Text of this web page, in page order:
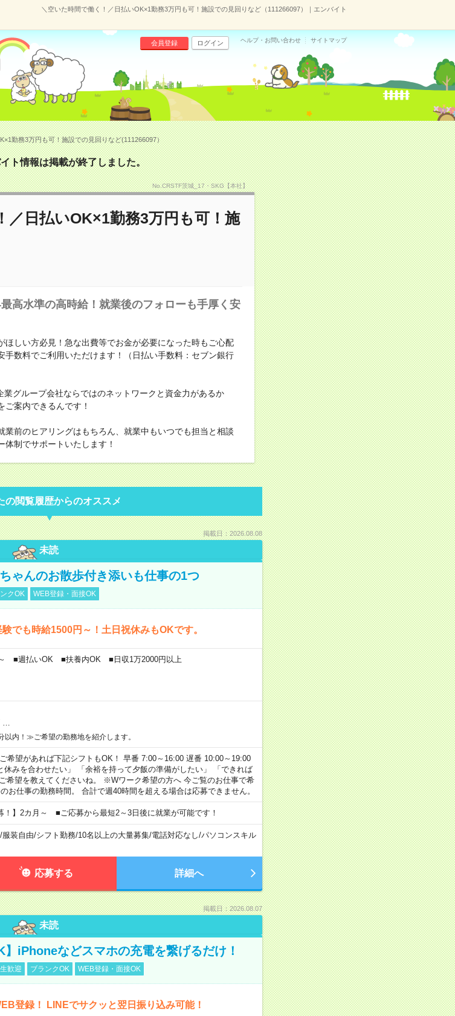
＼空いた時間で働く！／日払いOK×1勤務3万円も可！施設での見回りなど（111266097）｜エンバイト
会員登録 ログイン ヘルプ・お問い合わせ サイトマップ
勤務3万円も可！施設での見回りなど(111266097）
ト情報は掲載が終了しました。
No.CRSTF茨城_17・SKG【本社】
／日払いOK×1勤務3万円も可！施
高水準の高時給！就業後のフォローも手厚く安
しい方必見！急な出費等でお金が必要になった時もご心配
手数料でご利用いただけます！（日払い手数料：セブン銀行
グループ会社ならではのネットワークと資金力があるか
ご案内できるんです！
前のヒアリングはもちろん、就業中もいつでも担当と相談
制でサポートいたします！
の閲覧履歴からのオススメ
掲載日：2026.08.08
未読
ゃんのお散歩付き添いも仕事の1つ
クOK WEB登録・面接OK
でも時給1500円～！土日祝休みもOKです。
～ ■週払いOK ■扶養内OK ■日収1万2000円以上
内！≫ご希望の勤務地を紹介します。
希望があれば下記シフトもOK！ 早番 7:00～16:00 遅番 10:00～19:00
休みを合わせたい」 「余裕を持って夕飯の準備がしたい」 「できれば
希望を教えてくださいね。 ※Wワーク希望の方へ 今ご覧のお仕事で希
お仕事の勤務時間。 合計で週40時間を超える場合は応募できません。
！】2カ月～ ■ご応募から最短2～3日後に就業が可能です！
/服装自由/シフト勤務/10名以上の大量募集/電話対応なし/パソコンスキル
応募する 詳細へ
掲載日：2026.08.07
未読
】iPhoneなどスマホの充電を繋げるだけ！
歓迎 ブランクOK WEB登録・面接OK
登録！ LINEでサクッと翌日振り込み可能！